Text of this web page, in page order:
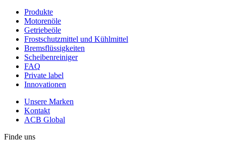
Produkte
Motorenöle
Getriebeöle
Frostschutzmittel und Kühlmittel
Bremsflüssigkeiten
Scheibenreiniger
FAQ
Private label
Innovationen
Unsere Marken
Kontakt
ACB Global
Finde uns